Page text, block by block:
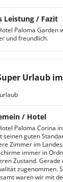
Leistung / Fazit
Paloma Garden
und freundlich.
Urlaub
/ Hotel
Paloma Corina
seinen guten
Zimmer im
immer in
Zustand.
zugenommen.
waren wir mit